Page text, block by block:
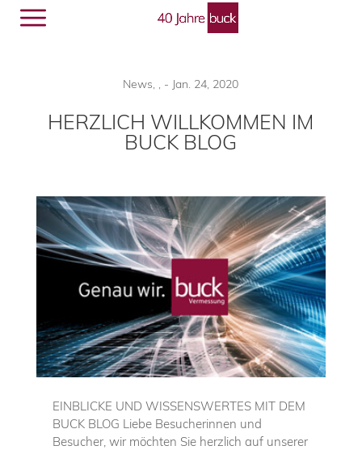
News, , - Jan. 24, 2020
HERZLICH WILLKOMMEN IM
BUCK BLOG
EINBLICKE UND WISSENSWERTES MIT DEM
BUCK BLOG Liebe Besucherinnen und
Besucher, wir möchten Sie herzlich auf unserer